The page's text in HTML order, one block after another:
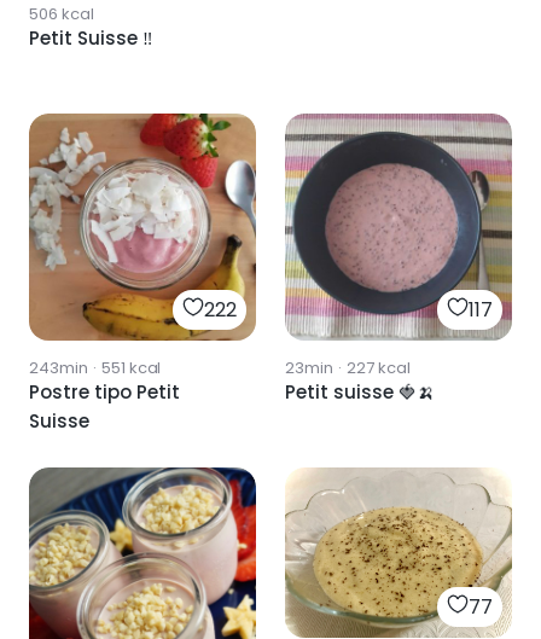
506 kcal
Petit Suisse ‼️
222
243min · 551 kcal
Postre tipo Petit
Suisse
117
23min · 227kcal
Petit suisse 🍓🍌
77